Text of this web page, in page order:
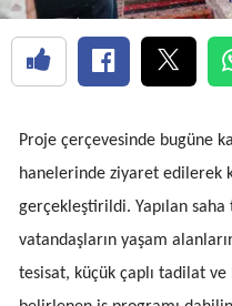
Proje çerçevesinde bugüne
hanelerinde ziyaret edilerek
gerçekleştirildi. Yapılan
vatandaşların yaşam
tesisat, küçük çaplı tadilat